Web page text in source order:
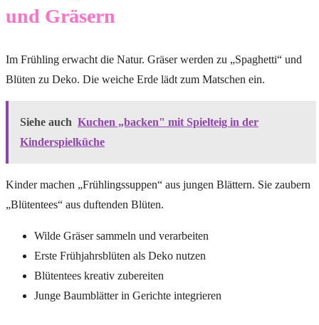
und Gräsern
Im Frühling erwacht die Natur. Gräser werden zu „Spaghetti“ und
Blüten zu Deko. Die weiche Erde lädt zum Matschen ein.
Siehe auch Kuchen „backen" mit Spielteig in der
Kinderspielküche
Kinder machen „Frühlingssuppen“ aus jungen Blättern. Sie zaubern
„Blütentees“ aus duftenden Blüten.
Wilde Gräser sammeln und verarbeiten
Erste Frühjahrsblüten als Deko nutzen
Blütentees kreativ zubereiten
Junge Baumblätter in Gerichte integrieren